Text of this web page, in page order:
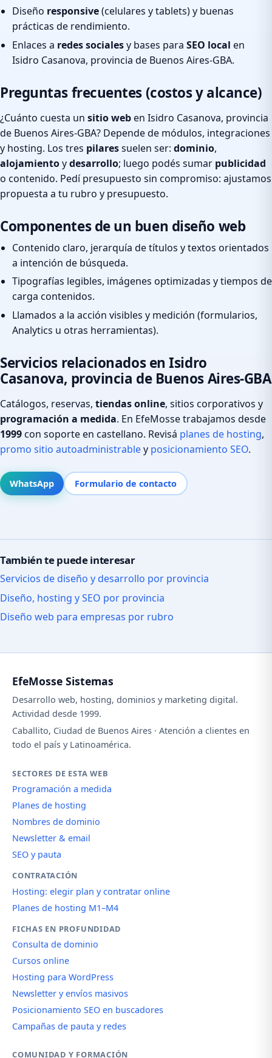
Diseño responsive(celulares y tablets) y buenas
prácticas de rendimiento.
Enlaces a redes socialesy bases para SEO local en
Isidro Casanova, provincia de Buenos Aires-GBA.
Preguntas frecuentes (costos y alcance)
¿Cuánto cuesta un sitio weben Isidro Casanova, provincia
de Buenos Aires-GBA? Depende de módulos, integraciones
y hosting. Los tres pilaressuelen ser: dominio,
alojamientoydesarrollo; luego podés sumar publicidad
o contenido. Pedí presupuesto sin compromiso: ajustamos
propuesta a tu rubro y presupuesto.
Componentes de un buen diseño web
Contenido claro, jerarquía de títulos y textos orientados
a intención de búsqueda.
Tipografías legibles, imágenes optimizadas y tiempos de
carga contenidos.
Llamados a la acción visibles y medición (formularios,
Analytics u otras herramientas).
Servicios relacionados en Isidro
Casanova, provincia de Buenos Aires-GBA
Catálogos, reservas, tiendas online, sitios corporativos y
programación a medida. En EfeMosse trabajamos desde
1999con soporte en castellano. Revisá planes de hosting,
promo sitio autoadministrabley posicionamiento SEO.
WhatsApp Formulario de contacto
También te puede interesar
Servicios de diseño y desarrollo por provincia
Diseño, hosting y SEO por provincia
Diseño web para empresas por rubro
EfeMosse Sistemas
Desarrollo web, hosting, dominios y marketing digital.
Actividad desde 1999.
Caballito, Ciudad de Buenos Aires · Atención a clientes en
todo el país y Latinoamérica.
SECTORES DE ESTA WEB
Programación a medida
Planes de hosting
Nombres de dominio
Newsletter & email
SEO y pauta
CONTRATACIÓN
Hosting: elegir plan y contratar online
Planes de hosting M1–M4
FICHAS EN PROFUNDIDAD
Consulta de dominio
Cursos online
Hosting para WordPress
Newsletter y envíos masivos
Posicionamiento SEO en buscadores
Campañas de pauta y redes
COMUNIDAD Y FORMACIÓN